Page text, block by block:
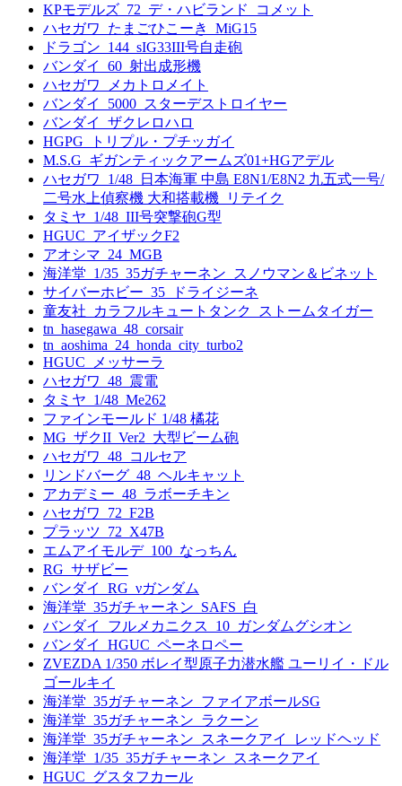
KPモデルズ_72_デ・ハビランド_コメット
ハセガワ_たまごひこーき_MiG15
ドラゴン_144_sIG33III号自走砲
バンダイ_60_射出成形機
ハセガワ_メカトロメイト
バンダイ_5000_スターデストロイヤー
バンダイ_ザクレロハロ
HGPG_トリプル・プチッガイ
M.S.G_ギガンティックアームズ01+HGアデル
ハセガワ_1/48_日本海軍 中島 E8N1/E8N2 九五式一号/
二号水上偵察機 大和搭載機_リテイク
タミヤ_1/48_III号突撃砲G型
HGUC_アイザックF2
アオシマ_24_MGB
海洋堂_1/35_35ガチャーネン_スノウマン＆ビネット
サイバーホビー_35_ドライジーネ
童友社_カラフルキュートタンク_ストームタイガー
tn_hasegawa_48_corsair
tn_aoshima_24_honda_city_turbo2
HGUC_メッサーラ
ハセガワ_48_震電
タミヤ_1/48_Me262
ファインモールド 1/48 橘花
MG_ザクII_Ver2_大型ビーム砲
ハセガワ_48_コルセア
リンドバーグ_48_ヘルキャット
アカデミー_48_ラボーチキン
ハセガワ_72_F2B
プラッツ_72_X47B
エムアイモルデ_100_なっちん
RG_サザビー
バンダイ_RG_νガンダム
海洋堂_35ガチャーネン_SAFS_白
バンダイ_フルメカニクス_10_ガンダムグシオン
バンダイ_HGUC_ペーネロペー
ZVEZDA 1/350 ボレイ型原子力潜水艦 ユーリイ・ドル
ゴールキイ
海洋堂_35ガチャーネン_ファイアボールSG
海洋堂_35ガチャーネン_ラクーン
海洋堂_35ガチャーネン_スネークアイ_レッドヘッド
海洋堂_1/35_35ガチャーネン_スネークアイ
HGUC_グスタフカール